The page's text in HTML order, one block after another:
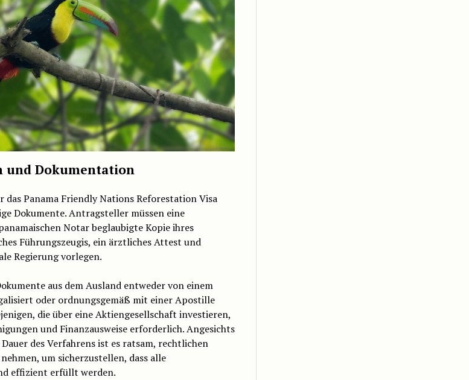
und Dokumentation
Panama Friendly Nations Reforestation Visa
Dokumente. Antragsteller müssen eine
Notar beglaubigte Kopie ihres
Führungszeugis, ein ärztliches Attest und
Regierung vorlegen.
aus dem Ausland entweder von einem
oder ordnungsgemäß mit einer Apostille
die über eine Aktiengesellschaft investieren,
und Finanzausweise erforderlich. Angesichts
des Verfahrens ist es ratsam, rechtlichen
um sicherzustellen, dass alle
effizient erfüllt werden.